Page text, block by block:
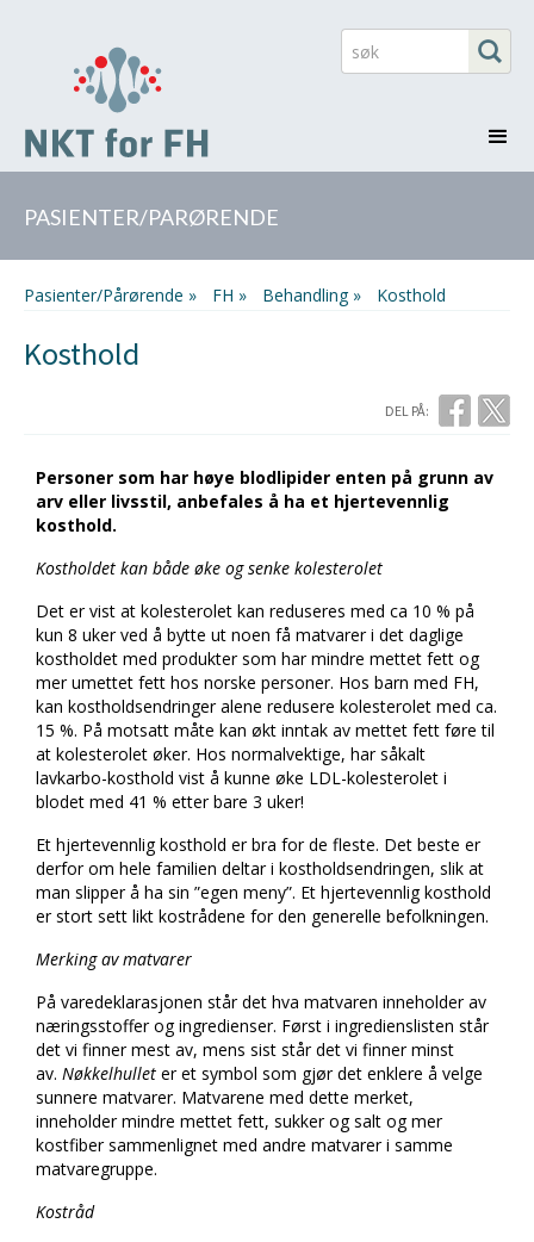
PASIENTER/PARØRENDE
Pasienter/Pårørende » FH » behandling » Kosthold
Kosthold
DEL PÅ:
Personer som har høye blodlipider enten på grunn av
arv eller livsstil, anbefales å ha et hjertevennlig
kosthold.
Kostholdet kan både øke og senke kolesterolet
Det er vist at kolesterolet kan reduseres med ca 10 % på
kun 8 uker ved å bytte ut noen få matvarer i det daglige
kostholdet med produkter som har mindre mettet fett og
mer umettet fett hos norske personer. Hos barn med FH,
kan kostholdsendringer alene redusere kolesterolet med ca.
15 %. På motsatt måte kan økt inntak av mettet fett føre til
at kolesterolet øker. Hos normalvektige, har såkalt
lavkarbo-kosthold vist å kunne øke LDL-kolesterolet i
blodet med 41 % etter bare 3 uker!
Et hjertevennlig kosthold er bra for de fleste. Det beste er
derfor om hele familien deltar i kostholdsendringen, slik at
man slipper å ha sin ”egen meny”. Et hjertevennlig kosthold
er stort sett likt kostrådene for den generelle befolkningen.
Merking av matvarer
På varedeklarasjonen står det hva matvaren inneholder av
næringsstoffer og ingredienser. Først i ingredienslisten står
det vi finner mest av, mens sist står det vi finner minst
av. Nøkkelhullet er et symbol som gjør det enklere å velge
sunnere matvarer. Matvarene med dette merket,
inneholder mindre mettet fett, sukker og salt og mer
kostfiber sammenlignet med andre matvarer i samme
matvaregruppe.
Kostråd